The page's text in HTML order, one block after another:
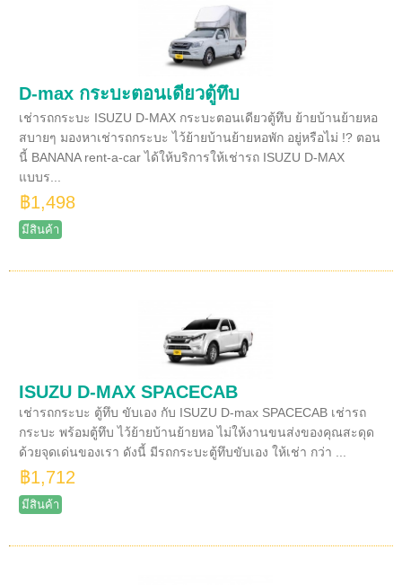
D-max กระบะตอนเดียวตู้ทึบ
เช่ารถกระบะ ISUZU D-MAX กระบะตอนเดียวตู้ทึบ ย้ายบ้านย้ายหอ
สบายๆ มองหาเช่ารถกระบะ ไว้ย้ายบ้านย้ายหอพัก อยู่หรือไม่ !? ตอน
นี้ BANANA rent-a-car ได้ให้บริการให้เช่ารถ ISUZU D-MAX
แบบร...
฿1,498
มีสินค้า
ISUZU D-MAX SPACECAB
เช่ารถกระบะ ตู้ทึบ ขับเอง กับ ISUZU D-max SPACECAB เช่ารถ
กระบะ พร้อมตู้ทึบ ไว้ย้ายบ้านย้ายหอ ไม่ให้งานขนส่งของคุณสะดุด
ด้วยจุดเด่นของเรา ดังนี้ มีรถกระบะตู้ทึบขับเอง ให้เช่า กว่า ...
฿1,712
มีสินค้า